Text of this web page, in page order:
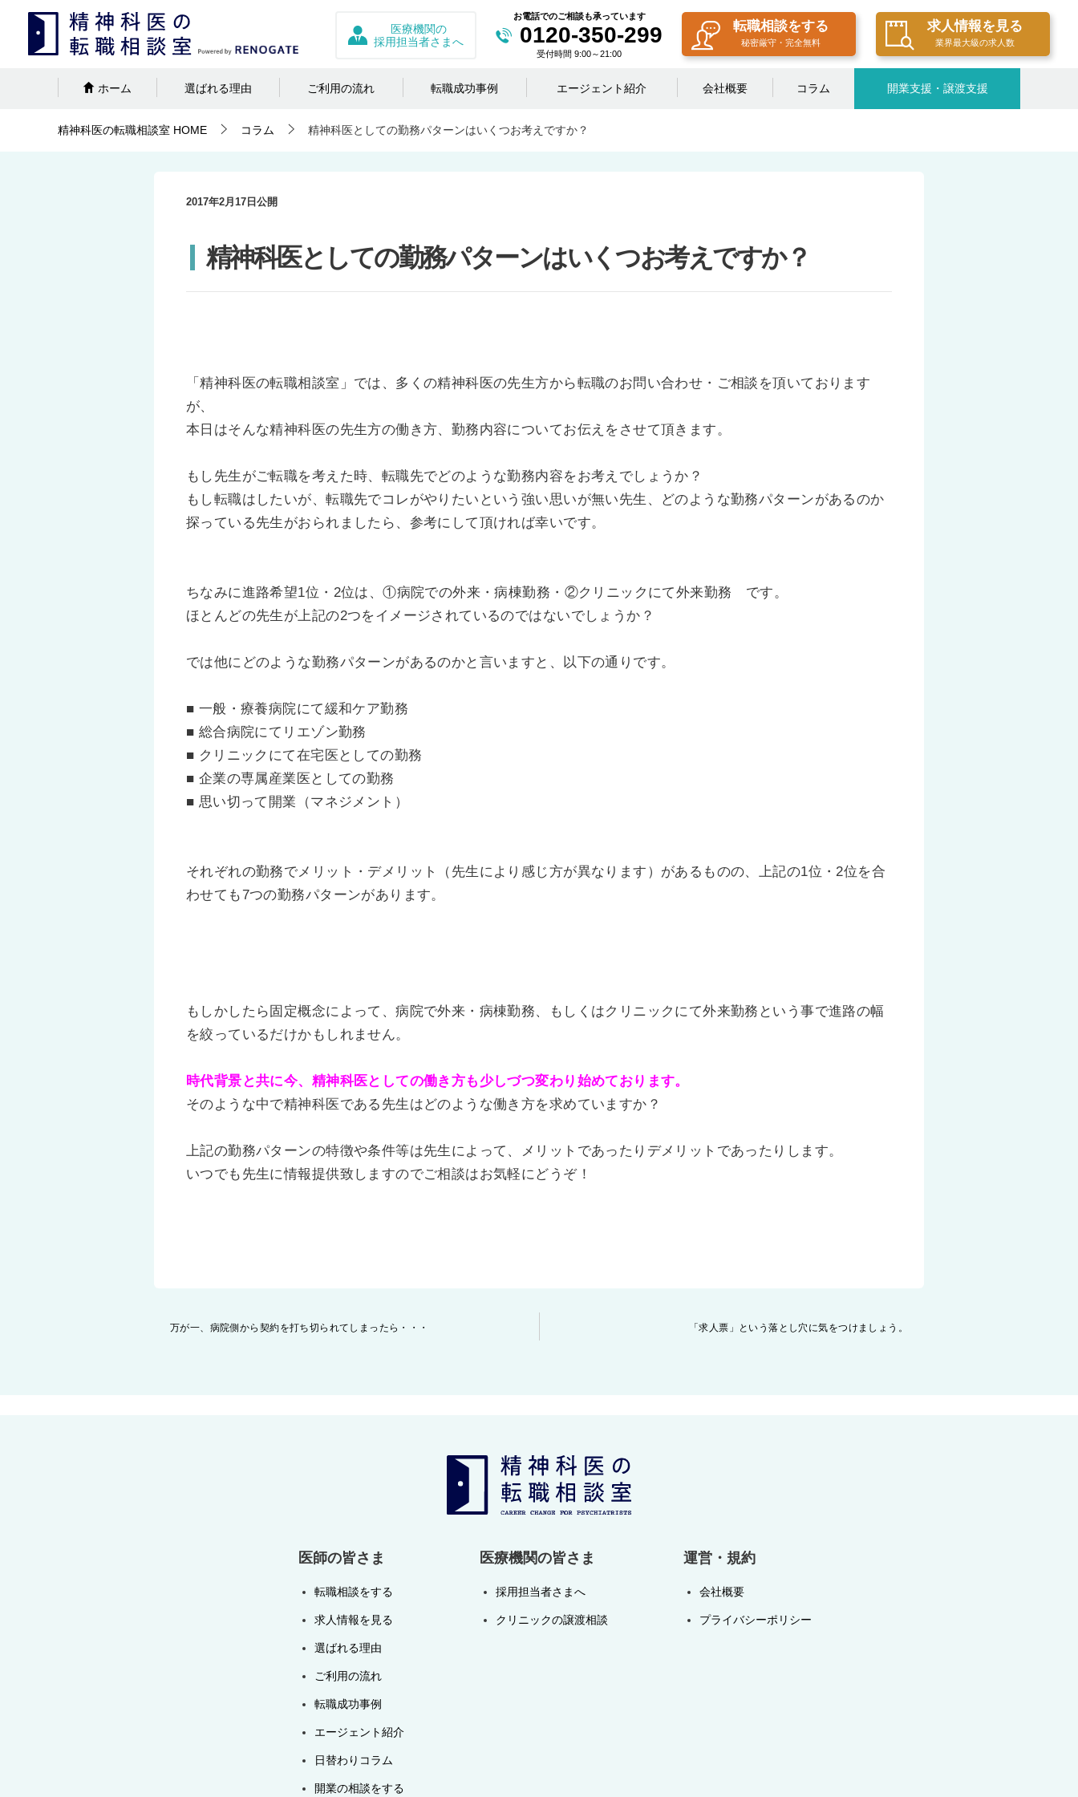
転職相談をする
秘密厳守・完全無料
求人情報を見る
業界最大級の求人数
お電話でのご相談も承っています
0120-350-299
受付時間 9:00～21:00
医療機関の
採用担当者さまへ
ホーム 選ばれる理由 ご利用の流れ 転職成功事例 エージェント紹介 会社概要 コラム 開業支援・譲渡支援
精神科医の転職相談室 HOME コラム 精神科医としての勤務パターンはいくつお考えですか？
2017年2月17日 公開
精神科医としての勤務パターンはいくつお考えですか？
「精神科医の転職相談室」では、多くの精神科医の先生方から転職のお問い合わせ・ご相談を頂いております
が、
本日はそんな精神科医の先生方の働き方、勤務内容についてお伝えをさせて頂きます。
もし先生がご転職を考えた時、転職先でどのような勤務内容をお考えでしょうか？
もし転職はしたいが、転職先でコレがやりたいという強い思いが無い先生、どのような勤務パターンがあるのか
探っている先生がおられましたら、参考にして頂ければ幸いです。
ちなみに進路希望1位・2位は、①病院での外来・病棟勤務・②クリニックにて外来勤務 です。
ほとんどの先生が上記の2つをイメージされているのではないでしょうか？
では他にどのような勤務パターンがあるのかと言いますと、以下の通りです。
■ 一般・療養病院にて緩和ケア勤務
■ 総合病院にてリエゾン勤務
■ クリニックにて在宅医としての勤務
■ 企業の専属産業医としての勤務
■ 思い切って開業（マネジメント）
それぞれの勤務でメリット・デメリット（先生により感じ方が異なります）があるものの、上記の1位・2位を合
わせても7つの勤務パターンがあります。
もしかしたら固定概念によって、病院で外来・病棟勤務、もしくはクリニックにて外来勤務という事で進路の幅
を絞っているだけかもしれません。
時代背景と共に今、精神科医としての働き方も少しづつ変わり始めております。
そのような中で精神科医である先生はどのような働き方を求めていますか？
上記の勤務パターンの特徴や条件等は先生によって、メリットであったりデメリットであったりします。
いつでも先生に情報提供致しますのでご相談はお気軽にどうぞ！
投万が一、病院側から契約を打ち切られてしまったら・・・ 「求人票」という落とし穴に気をつけましょう。
医師の皆さま
転職相談をする
求人情報を見る
選ばれる理由
ご利用の流れ
転職成功事例
エージェント紹介
日替わりコラム
開業の相談をする
医療機関の皆さま
採用担当者さまへ
クリニックの譲渡相談
運営・規約
会社概要
プライバシーポリシー